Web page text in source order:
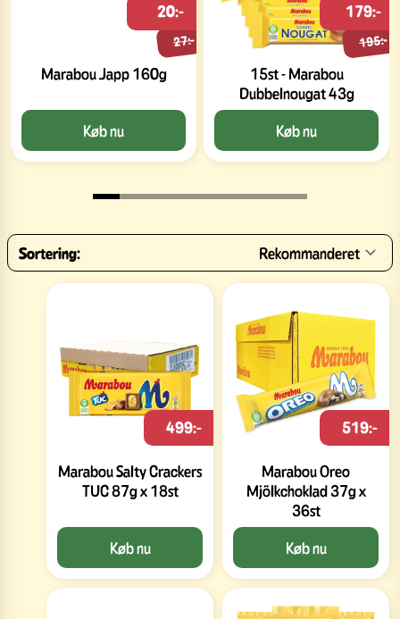
Marabou Japp 160g
27:-
20:-
Køb nu
15st - Marabou
Dubbelnougat 43g
195:-
179:-
Køb nu
Sortering: Rekommanderet
Marabou Salty Crackers
TUC 87g x 18st
499:-
Køb nu
Marabou Oreo
Mjölkchoklad 37g x
36st
519:-
Køb nu